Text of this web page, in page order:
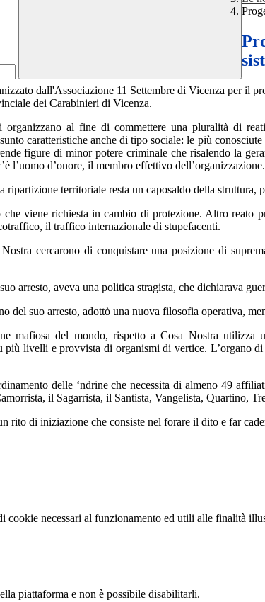
dall'Associazione 11 Settembre di Vicenza per il
dei Carabinieri di Vicenza.
organizzano al fine di commettere una pluralità di
caratteristiche anche di tipo sociale: le più
figure di minor potere criminale che risalendo la
l’uomo d’onore, il membro effettivo
ripartizione territoriale resta un caposaldo della
viene richiesta in cambio di protezione. Altro reato
il traffico internazionale di stupefacenti.
cercarono di conquistare una posizione di
arresto, aveva una politica stragista, che dichiarava
del suo arresto, adottò una nuova filosofia operativa,
mafiosa del mondo, rispetto a Cosa Nostra
più livelli e provvista di organismi di vertice. L’organo
delle ‘ndrine che necessita di almeno 49
il Sagarrista, il Santista, Vangelista, Quartino,
rito di iniziazione che consiste nel forare il dito e far
necessari al funzionamento ed utili alle finalità
piattaforma e non è possibile disabilitarli.